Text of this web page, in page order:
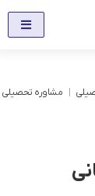
مشاوره